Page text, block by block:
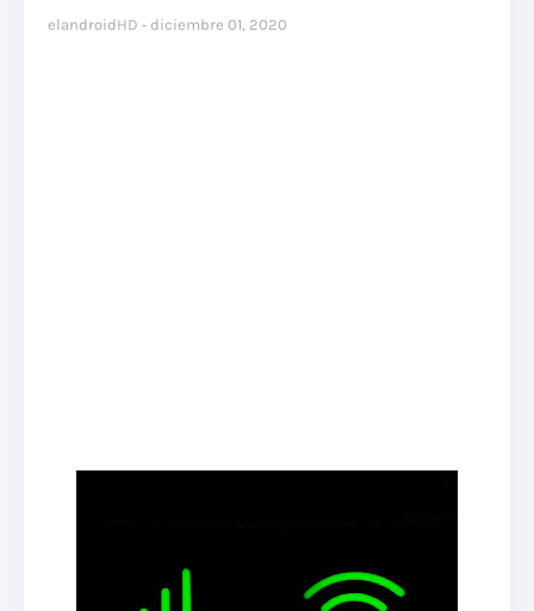
elandroidHD diciembre 01, 2020